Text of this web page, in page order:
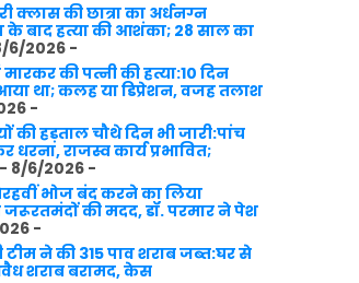
क्लास की छात्रा का अर्धनग्न
बाद हत्या की आशंका; 28 साल का
6/2026-
की पत्नी की हत्या:10 दिन
था; कलह या डिप्रेशन, वजह तलाश
-
की हड़ताल चौथे दिन भी जारी:पांच
धरना, राजस्व कार्य प्रभावित;
- 8/6/2026 -
भोज बंद करने का लिया
की मदद, डॉ. परमार ने पेश
-
ने की 315 पाव शराब जब्त:घर से
शराब बरामद, केस